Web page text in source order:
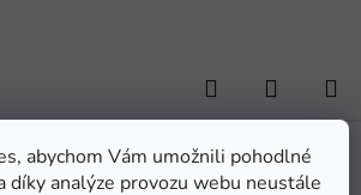
abychom Vám umožnili pohodlné
díky analýze provozu webu neustále
Hledat
KOŠÍK
/ Dárkové poukazy / Dárkový poukaz